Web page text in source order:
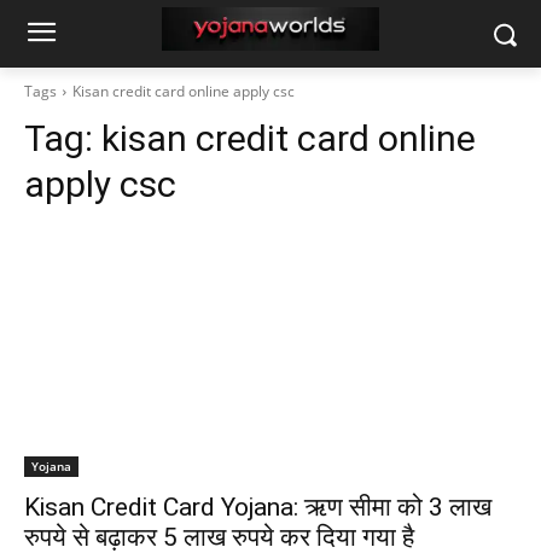
Tags Kisan credit card online apply csc
Tag: kisan credit card online
apply csc
Yojana
Kisan Credit Card Yojana: ऋण सीमा को 3 लाख
रुपये से बढ़ाकर 5 लाख रुपये कर दिया गया है